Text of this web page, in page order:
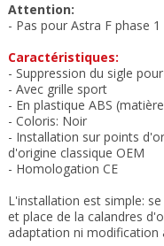
Attention:
- Pas pour Astra F phase
Caractéristiques:
- Suppression du sigle
- Avec grille sport
- En plastique ABS
- Coloris: Noir
- Installation sur points
d'origine classique OEM
- Homologation CE
L'installation est simple:
et place de la calandres
adaptation ni modification